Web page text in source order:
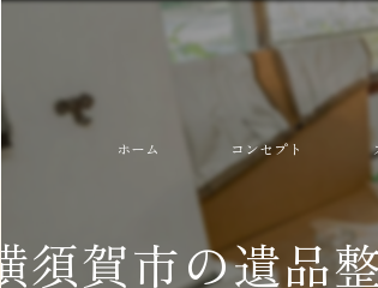
ホーム コンセプト
横須賀市の遺品